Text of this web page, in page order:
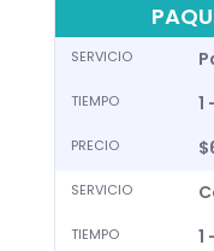
SERVICIO
TIEMPO 1
PRECIO
SERVICIO
TIEMPO 1